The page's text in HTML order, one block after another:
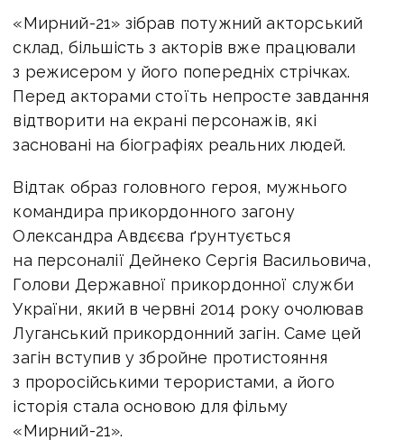
«Мирний-21» зібрав потужний акторський
склад, більшість з акторів вже працювали
з режисером у його попередніх стрічках.
Перед акторами стоїть непросте завдання
відтворити на екрані персонажів, які
засновані на біографіях реальних людей.
Відтак образ головного героя, мужнього
командира прикордонного загону
Олександра Авдєєва ґрунтується
на персоналії Дейнеко Сергія Васильовича,
Голови Державної прикордонної служби
України, який в червні 2014 року очолював
Луганський прикордонний загін. Саме цей
загін вступив у збройне протистояння
з проросійськими терористами, а його
історія стала основою для фільму
«Мирний-21».